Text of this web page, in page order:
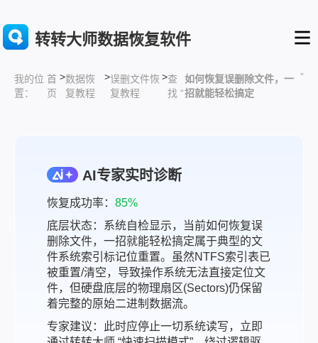
转转大师数据恢复软件
我的位
置：
首
页
>数据恢
复教程
>误删文件恢
复教程
>查
找 “
如何恢复误删除文件，一
招就能轻松搞定
”
AI专家实时诊断
恢复成功率： 85%
底层状态：系统自检显示，当前如何恢复误
删除文件，一招就能轻松搞定属于典型的文
件系统索引标记位重置。虽然NTFS索引表已
被重置/清空，导致操作系统无法直接定位文
件，但硬盘底层的物理扇区(Sectors)仍保留
着完整的原始二进制数据流。
专家建议：此时应停止一切系统读写，立即